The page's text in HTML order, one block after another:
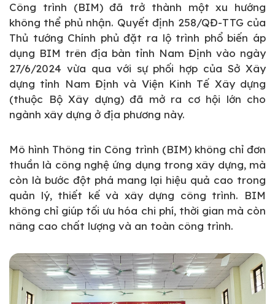
Công trình (BIM) đã trở thành một xu hướng
không thể phủ nhận. Quyết định 258/QĐ-TTG của
Thủ tướng Chính phủ đặt ra lộ trình phổ biến áp
dụng BIM trên địa bàn tỉnh Nam Định vào ngày
27/6/2024 vừa qua với sự phối hợp của Sở Xây
dựng tỉnh Nam Định và Viện Kinh Tế Xây dựng
(thuộc Bộ Xây dựng) đã mở ra cơ hội lớn cho
ngành xây dựng ở địa phương này.
Mô hình Thông tin Công trình (BIM) không chỉ đơn
thuần là công nghệ ứng dụng trong xây dựng, mà
còn là bước đột phá mang lại hiệu quả cao trong
quản lý, thiết kế và xây dựng công trình. BIM
không chỉ giúp tối ưu hóa chi phí, thời gian mà còn
nâng cao chất lượng và an toàn công trình.